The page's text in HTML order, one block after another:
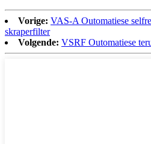
Vorige: VAS-A Outomatiese
skraperfilter
Volgende: VSRF Outomatiese